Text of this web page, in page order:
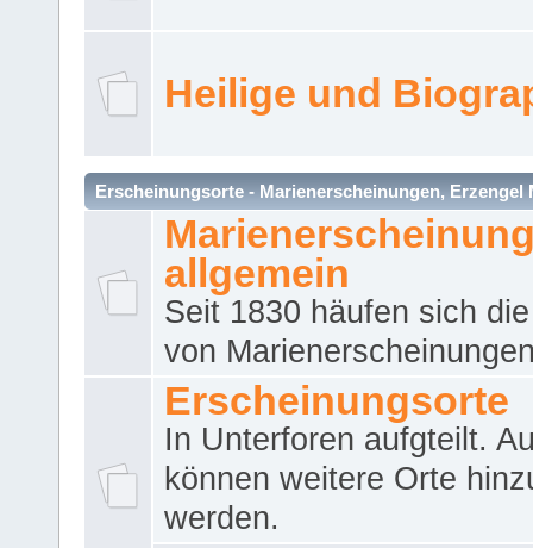
Heilige und
Erscheinungsorte - Marienerscheinungen, Erzengel
allgemein
Seit 1830 häufen sich
von
Erscheinungsorte
In Unterforen aufgteilt.
können weitere Orte
werden.